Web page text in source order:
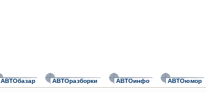
АВТОбазар АВТОразборки АВТОинфо АВТОюмор